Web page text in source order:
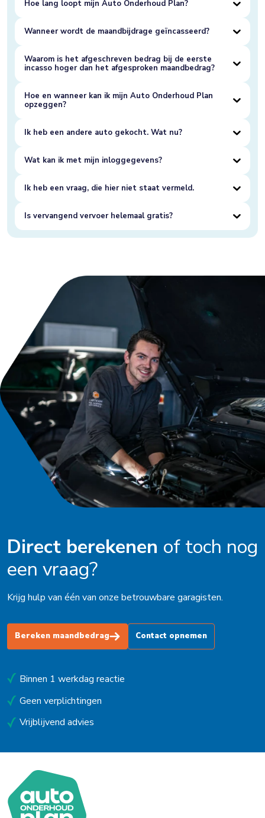
Hoe lang loopt mijn Auto Onderhoud Plan?
Wanneer wordt de maandbijdrage geïncasseerd?
Waarom is het afgeschreven bedrag bij de eerste
incasso hoger dan het afgesproken maandbedrag?
Hoe en wanneer kan ik mijn Auto Onderhoud Plan
opzeggen?
Ik heb een andere auto gekocht. Wat nu?
Wat kan ik met mijn inloggegevens?
Ik heb een vraag, die hier niet staat vermeld.
Is vervangend vervoer helemaal gratis?
Direct berekenen of toch nog
een vraag?
Krijg hulp van één van onze betrouwbare garagisten.
Bereken maandbedrag Contact opnemen
Binnen 1 werkdag reactie
Geen verplichtingen
Vrijblijvend advies